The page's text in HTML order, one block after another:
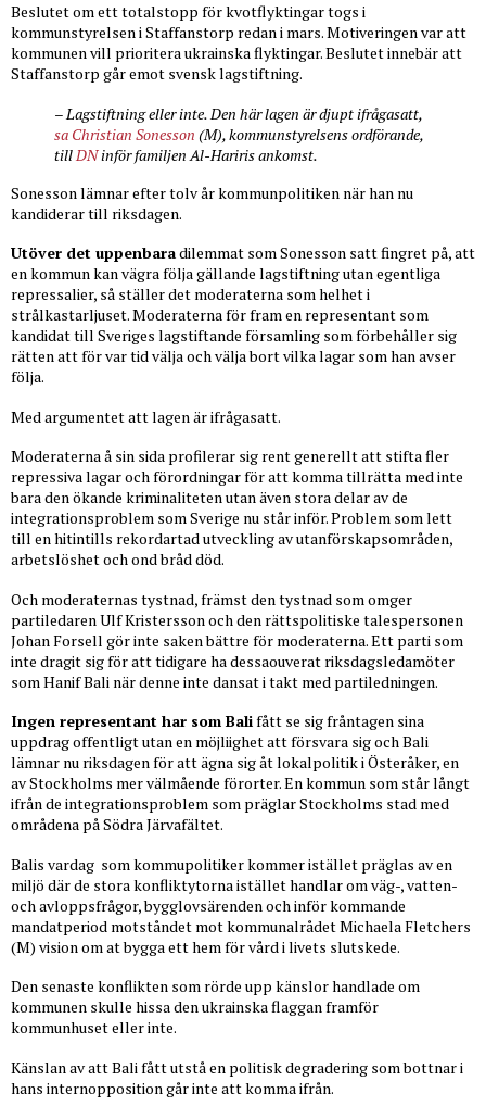
Beslutet om ett totalstopp för kvotflyktingar togs i
kommunstyrelsen i Staffanstorp redan i mars. Motiveringen var att
kommunen vill prioritera ukrainska flyktingar. Beslutet innebär att
Staffanstorp går emot svensk lagstiftning.
– Lagstiftning eller inte. Den här lagen är djupt ifrågasatt,
sa Christian Sonesson (M), kommunstyrelsens ordförande,
till DNinför familjen Al-Hariris ankomst.
Sonesson lämnar efter tolv år kommunpolitiken när han nu
kandiderar till riksdagen.
Utöver det uppenbaradilemmat som Sonesson satt fingret på, att
en kommun kan vägra följa gällande lagstiftning utan egentliga
repressalier, så ställer det moderaterna som helhet i
strålkastarljuset. Moderaterna för fram en representant som
kandidat till Sveriges lagstiftande församling som förbehåller sig
rätten att för var tid välja och välja bort vilka lagar som han avser
följa.
Med argumentet att lagen är ifrågasatt.
Moderaterna å sin sida profilerar sig rent generellt att stifta fler
repressiva lagar och förordningar för att komma tillrätta med inte
bara den ökande kriminaliteten utan även stora delar av de
integrationsproblem som Sverige nu står inför. Problem som lett
till en hitintills rekordartad utveckling av utanförskapsområden,
arbetslöshet och ond bråd död.
Och moderaternas tystnad, främst den tystnad som omger
partiledaren Ulf Kristersson och den rättspolitiske talespersonen
Johan Forsell gör inte saken bättre för moderaterna. Ett parti som
inte dragit sig för att tidigare ha dessaouverat riksdagsledamöter
som Hanif Bali när denne inte dansat i takt med partiledningen.
Ingen representant har som Balifått se sig fråntagen sina
uppdrag offentligt utan en möjliighet att försvara sig och Bali
lämnar nu riksdagen för att ägna sig åt lokalpolitik i Österåker, en
av Stockholms mer välmående förorter. En kommun som står långt
ifrån de integrationsproblem som präglar Stockholms stad med
områdena på Södra Järvafältet.
Balis vardag som kommupolitiker kommer istället präglas av en
miljö där de stora konfliktytorna istället handlar om väg-, vatten-
och avloppsfrågor, bygglovsärenden och inför kommande
mandatperiod motståndet mot kommunalrådet Michaela Fletchers
(M) vision om at bygga ett hem för vård i livets slutskede.
Den senaste konflikten som rörde upp känslor handlade om
kommunen skulle hissa den ukrainska flaggan framför
kommunhuset eller inte.
Känslan av att Bali fått utstå en politisk degradering som bottnar i
hans internopposition går inte att komma ifrån.